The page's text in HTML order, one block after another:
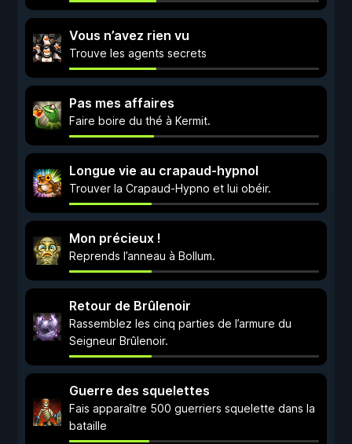
Vous n’avez rien vu
Trouve les agents secrets
Pas mes affaires
Faire boire du thé à Kermit.
Longue vie au crapaud-hypnol
Trouver la Crapaud-Hypno et lui obéir.
Mon précieux !
Reprends l’anneau à Bollum.
Retour de Brûlenoir
Rassemblez les cinq parties de l’armure du
Seigneur Brûlenoir.
Guerre des squelettes
Fais apparaître 500 guerriers squelette dans la
bataille